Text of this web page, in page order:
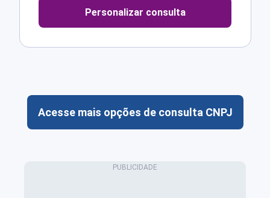
Personalizar consulta
Acesse mais opções de consulta CNPJ